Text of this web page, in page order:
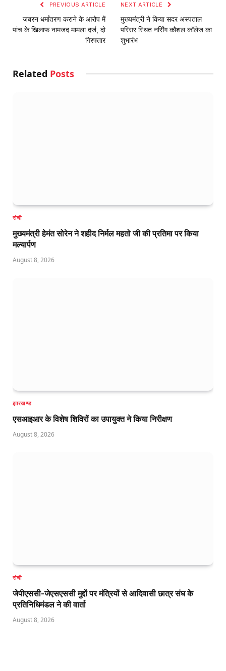
PREVIOUS ARTICLE
जबरन धर्मांतरण कराने के आरोप में
पांच के खिलाफ नामजद मामला दर्ज, दो
गिरफ्तार
NEXT ARTICLE
मुख्यमंत्री ने किया सदर अस्पताल
परिसर स्थित नर्सिंग कौशल कॉलेज का
शुभारंभ
Related Posts
रांची
मुख्यमंत्री हेमंत सोरेन ने शहीद निर्मल महतो जी की प्रतिमा पर किया
मल्यार्पण
August 8, 2026
झारखण्ड
एसआइआर के विशेष शिविरों का उपायुक्त ने किया निरीक्षण
August 8, 2026
रांची
जेपीएससी-जेएसएससी मुद्दों पर मंत्रियों से आदिवासी छात्र संघ के
प्रतिनिधिमंडल ने की वार्ता
August 8, 2026